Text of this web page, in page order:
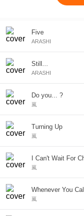
念したベストアルバム「
ートツアーでは日本史上
2026年3月4日に、およそ5
are ARASHI』」の開催を控えている。
Jun Matsumoto, Kazunari
Sakurai) is a Japanese five-
Hawaii on September 15,
"A·RA·SHI" on November 3rd of
achieved a total of 54 No.
records. Their 20th-
1999-2019" set the 2019
their concerts have drawn
their 20th-anniversary
largest tour attendance in
new song "Five" will
May. ※Myうたプラスプラン会員 / ベーシックプラン会員のお客様
はシャッフル再生となりま
Five
ARASHI
Still...
ARASHI
Do you... ?
嵐
Turning Up
嵐
I Can't Wait For
嵐
Whenever You
嵐